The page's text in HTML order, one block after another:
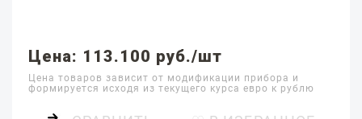
Цена: 113.100 руб./шт
Цена товаров зависит от модификации прибора и
формируется исходя из текущего курса евро к рублю